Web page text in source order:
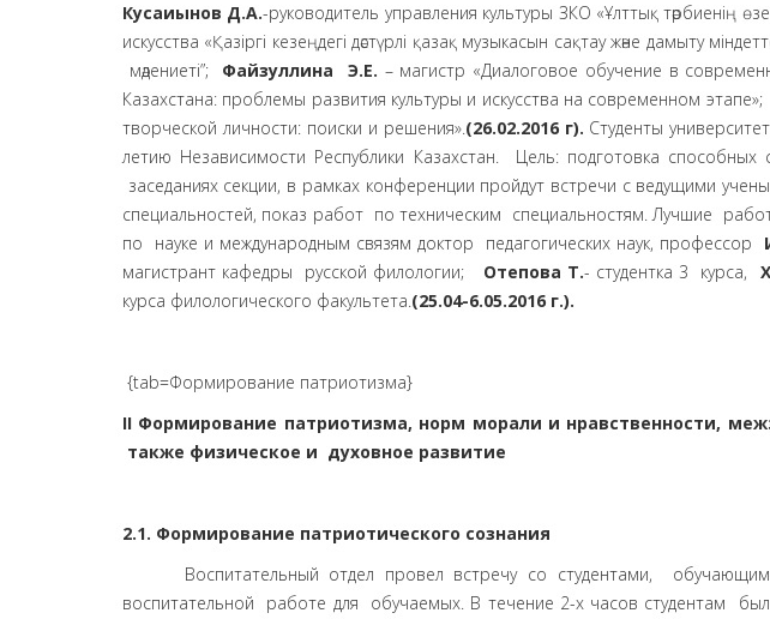
Кусаиынов Д.А.-руководитель управления культуры ЗКО «Ұлттық тәрбиенің
искусства «Қазіргі кезеңдегі дәстүрлі қазақ музыкасын сақтау және дамыту
мәдениеті”; Файзуллина Э.Е. – магистр «Диалоговое обучение в
Казахстана: проблемы развития культуры и искусства на современном
творческой личности: поиски и решения».(26.02.2016 г). Студенты
летию Независимости Республики Казахстан. Цель: подготовка
заседаниях секции, в рамках конференции пройдут встречи с ведущими
специальностей, показ работ по техническим специальностям. Лучшие
по науке и международным связям доктор педагогических наук, профессор
магистрант кафедры русской филологии; Отепова Т.- студентка 3 курса,
курса филологического факультета.(25.04-6.05.2016 г.).
{tab=Формирование патриотизма}
II Формирование патриотизма, норм морали и нравственности,
также физическое и духовное развитие
2.1. Формирование патриотического сознания
Воспитательный отдел провел встречу со студентами, обучающимися по программе «Серпін-2050». Цель: провести разъяснение по учебно-научно-воспитательной работе для обучаемых. В течение 2-х часов студентам было разъяснено о правилах поведения в вузе, сроке обучения, были даны ответы на все вопросы. Были проведены выборы на альтернативной основе главного Сардара. Беседа была необходима для обучаемых, впервые выборы прошли на демократической основе главного Сардара Серпін ЗКГУ.(28.08.2015 г.). Центр «Махамбет» (руководитель, профессор Кыдыршаев А.С. ) провел месячник, посвященный Дню языков. Цель: реализовать программу по развитию государственного языка в РК. Проведенные мероприятия должны упрочить знания и дать возможность получить новые навыки и умения. В программу включены: подготовка докладов, конкурсы на поэтическое произведение, эссе, подготовка литературных вечеров. На открытии были приглашены ведущие ученые – казаховеды. (03.09.-3.10.2015 г.). Студенты университета приняли участие в торжественном мероприятии, посвященном празднованию дня рождения города Уральска. Цель: приобрести опыт организации мероприятии, требующих массового участия. Студенты 1-х, 2-х курсов с большим интересом приняли участие в реализации театрализованного представления. На коцерт были приглашены Группа «МузАрт». (05.09.2015 г.). Ко дню города была подготовлена выставка, посвященная «Экспо – 2017». Цель: принять участие в работе выставки вместе с организациями образования. Выставку подготовили старшие преподаватели А.К.Базарбаева, А.Есенгалиева. Ответственный за проведение выставки Исатаев М.И. Выставочные материалы вызвали интерес посетителей.(05.-06.09.2015 г.). Студенты университета приняли участие в работе круглого стола по вопросу реализации Плана нации «100 конкретных шагов». Цель: реализовать план мероприятий, касающейся реализации «100 конкретных шагов», а именно 88 шага: «Идентичность и единство». На встрече присутствовали студенты клуба «Достык», созданного при университете. Участники круглого стола обменялись опытом, проводимом в этом направлении, наметили комплекс мероприятий по развертыванию конкретных действий среди молодежи. Члены университетского клуба «Достык» получили возможность рассказать о проводимой работе и поделиться с планами работы.(11.09.2015 г.). Студенты университета приняли участие во встрече с представителями молодежного крыла «Жас Отан». Цель: в процессе встречи приобрести опыт работы в молодежной организации. Студенты университета получили хорошую консультацию по вопросам жизнедеятельности молодежного крыла «Жас Отан», выразили желание в дальнейшем принимать активное участие в мероприятиях, проводимых по линии «Жас Отан». Молодежь университета патриотически настроена на выполнение задач, поставленных Главой государства на III-ьем съезде «Жас Отан».(14.09.2015 г.). Центр «Махамбет» ЗКГУ организовал научную экспедицию в Актюбинскую область, Хобдинский район, где захоронен казахский батыр Исатай Тайманов. Цель: почтить память батыра Исатая Тайманова, научить студентов быть истинными патриотами своей земли. Экспедиция «Бабалар тарихына тағзым» была сформирована из числа общественных деятелей, поэтов, ученых, студентов университета. Группа присутствовала на открытии бюста, посвященного батыру И.Тайманову, затем посетила мавзолей-захоронение. В состав делегации вошли: Жайсан Акбай, Берген М., Сафуллин Ж., Гайсагали Сейтак, Шуйншалиева М., Казбек Күттымұратұлы, А.С.Кыдыршаев, С.Г.Шарабасов, 17 студентов-представители 6-ти факультетов. По окончании работы экспедиции в СМИ вышли статьи о поездке, были размещены отзывы на сайте ЗКГУ. В целом данное мероприятие способствовало упрочению позиций по формированию казахстанского патриотизма. Мероприятие было приурочено 550 –летию казахского ханства.(18.09.2015 г.). Преподаватели и студенты приняли участие в торжественном мероприятии, посвященном открытию бюста видному государственному деятелю Д.А.Кунаеву. Цель: знать больше сведении по истории РК, о вкладе государственных деятелей в развитие и становление государства. На митинге выступили общественные деятели: Ж. Акбай, президент фонда Д.А.Кунаева Н.Изтлеу, студент ЗКАТУ им.Жангир- хана прочитал своё сочинение в стихотворной форме.(19.09.2015 г.). Студенты университета приняли участие в работе круглого стола «Қазақстанның болашағы-қазақ тілінде». Цель: принять участие в работе круглого стола по актуальным вопросам развития государственного языка в Республике Казахстан. В работе круглого стола приняли участие студенты и